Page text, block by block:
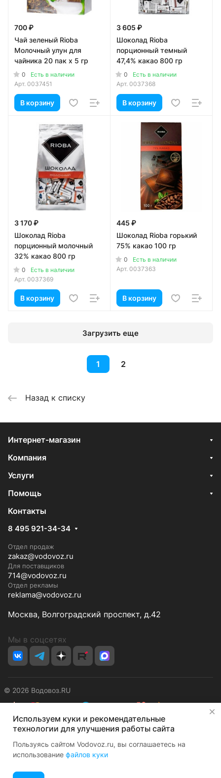
700 ₽
Чай зеленый Rioba
Молочный улун для
чайника 20 пак x 5 гр
0
Есть в наличии
Арт. 0037451
В корзину
3 605 ₽
Шоколад Rioba
порционный темный
47,4% какао 800 гр
0
Есть в наличии
Арт. 0037368
В корзину
3 170 ₽
Шоколад Rioba
порционный молочный
32% какао 800 гр
0
Есть в наличии
Арт. 0037369
В корзину
445 ₽
Шоколад Rioba горький
75% какао 100 гр
0
Есть в наличии
Арт. 0037363
В корзину
Загрузить еще
1 2
Назад к списку
Интернет-магазин
Компания
Услуги
Помощь
Контакты
8 495 921-34-34
Отдел продаж
zakaz@vodovoz.ru
Для поставщиков
714@vodovoz.ru
Отдел рекламы
reklama@vodovoz.ru
Москва, Волгоградский проспект, д.42
Мы в соцсетях
© 2026 Водовоз.RU
КонфиденциальностьОферта
Используем куки и рекомендательные
технологии для улучшения работы сайта
Пользуясь сайтом Vodovoz.ru, вы соглашаетесь на
использование файлов куки